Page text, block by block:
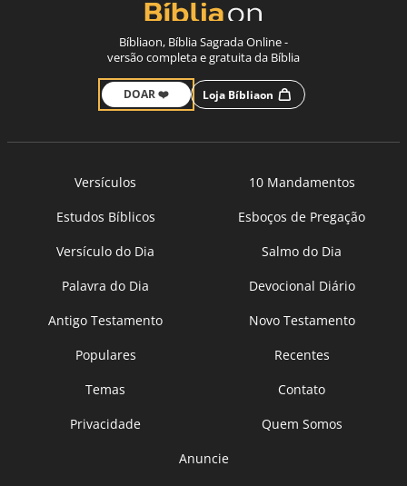
Bíbliaon, Bíblia Sagrada Online -
versão completa e gratuita da Bíblia
DOAR ❤️ Loja Bíbliaon
Versículos
10 Mandamentos
Estudos Bíblicos
Esboços de Pregação
Versículo do Dia
Salmo do Dia
Palavra do Dia
Devocional Diário
Antigo Testamento
Novo Testamento
Populares
Recentes
Temas
Contato
Privacidade
Quem Somos
Anuncie